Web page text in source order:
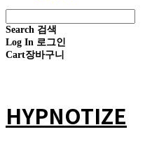
Search 검색
Log In 로그인
Cart장바구니
HYPNOTIZE